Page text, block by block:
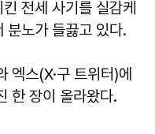
전세 사기를 실감케
분노가 들끓고 있다.
엑스(X·구 트위터)에
한 장이 올라왔다.